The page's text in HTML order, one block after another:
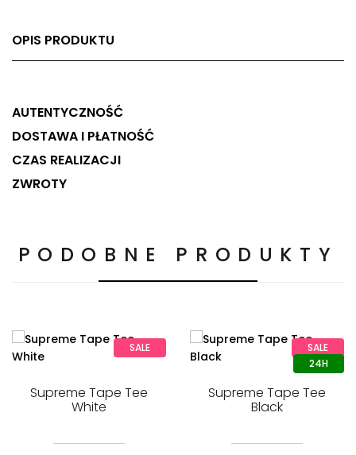
OPIS PRODUKTU
AUTENTYCZNOŚĆ
DOSTAWA I PŁATNOŚĆ
CZAS REALIZACJI
ZWROTY
PODOBNE PRODUKTY
SALE
Supreme Tape Tee
White
SALE
Supreme Tape Tee
Black